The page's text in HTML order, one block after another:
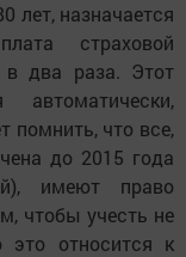
лет, назначается
страховой
в два раза. Этот
автоматически,
помнить, что все,
до 2015 года
имеют право
чтобы учесть не
это относится к